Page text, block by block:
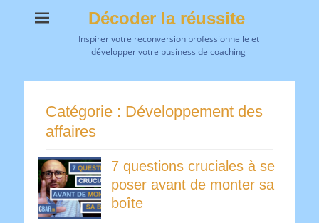
Décoder la réussite
Inspirer votre reconversion professionnelle et
développer votre business de coaching
Catégorie : Développement des
affaires
7 questions cruciales à se
poser avant de monter sa
boîte